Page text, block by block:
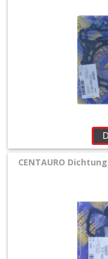
Werkstatt
CENTAURO